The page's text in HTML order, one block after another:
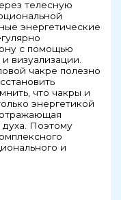
телесную
энергетические
с помощью
визуализации.
чакре полезно
что чакры и
энергетикой
духа. Поэтому
и